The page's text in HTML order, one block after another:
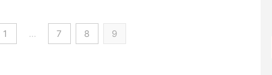
1 … 7 8 9